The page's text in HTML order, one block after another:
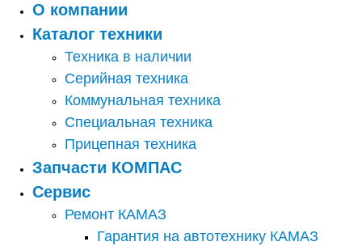
О компании
Каталог техники
Техника в наличии
Серийная техника
Коммунальная техника
Специальная техника
Прицепная техника
Запчасти КОМПАС
Сервис
Ремонт КАМАЗ
Гарантия на автотехнику КАМАЗ